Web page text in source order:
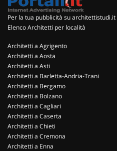
Per la tua pubblicità su architettistudi.it
Elenco Architetti per località
Architetti a Agrigento
Architetti a Aosta
Architetti a Asti
Architetti a Barletta-Andria-Trani
Architetti a Bergamo
Architetti a Bolzano
Architetti a Cagliari
Architetti a Caserta
Architetti a Chieti
Architetti a Cremona
Architetti a Enna